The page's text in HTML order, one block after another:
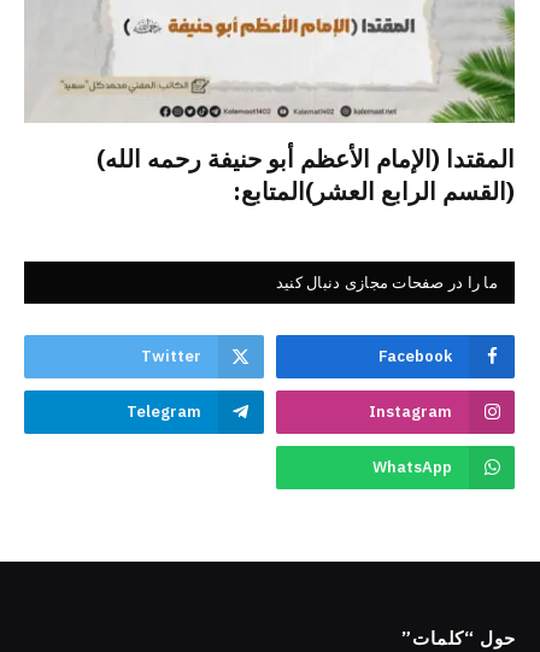
المقتدا (الإمام الأعظم أبو حنيفة رحمه الله)
(القسم الرابع العشر)المتابع:
ما را در صفحات مجازی دنبال کنید
Facebook
Twitter
Instagram
Telegram
WhatsApp
حول “كلمات”